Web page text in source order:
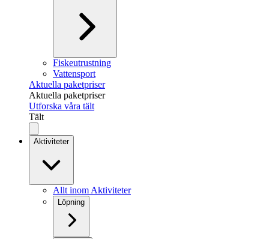
Fiskeutrustning
Vattensport
Aktuella paketpriser
Aktuella paketpriser
Utforska våra tält
Tält
Aktiviteter
Allt inom Aktiviteter
Löpning